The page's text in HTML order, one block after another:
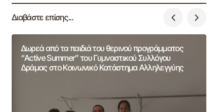
Διαβάστε επίσης...
Δωρεά από τα παιδιά του θερινού προγράμματος
“Active Summer” του Γυμναστικού Συλλόγου
Δράμας στο Κοινωνικό Κατάστημα Αλληλεγγύης